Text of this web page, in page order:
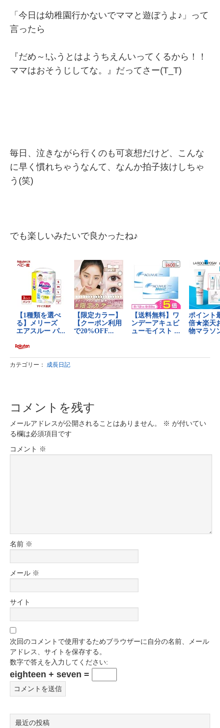
「今日は幼稚園行かないでママと遊ぼうよ♪」って
言ったら
『だめ～!ふうとはようちえんいってくるから！！
ママはおそうじしてな。』だってさー(T_T)
毎日、泣きながら行くのも可哀想だけど、こんな
に早く慣れちゃうなんて、なんか拍子抜けしちゃ
う(笑)
でも楽しいみたいで良かったね♪
カテゴリー： 成長日記
コメントを残す
メールアドレスが公開されることはありません。 ※ が付いてい
る欄は必須項目です
コメント ※
名前 ※
メール ※
サイト
次回のコメントで使用するためブラウザーに自分の名前、メール
アドレス、サイトを保存する。
数字で答えを入力してください:
eighteen + seven =
最近の投稿